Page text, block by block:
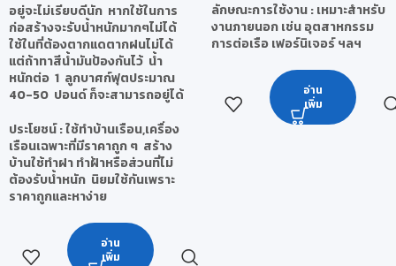
อยู่จะไม่เรียบดีนัก หากใช้ในการ
ก่อสร้างจะรับน้ำหนักมากๆไม่ได้
ใช้ในที่ต้องตากแดตากฝนไม่ได้
แต่ถ้าทาสีน้ำมันป้องกันไว้ น้ำ
หนักต่อ 1 ลูกบาศก์ฟุตประมาณ
40-50 ปอนด์ ก็จะสามารถอยู่ได้
ประโยชน์: ใช้ทำบ้านเรือน,เครื่อง
เรือนเฉพาะที่มีราคาถูก ๆ สร้าง
บ้านใช้ทำฝา ทำฝ้าหรือส่วนที่ไม่
ต้องรับน้ำหนัก นิยมใช้กันเพราะ
ราคาถูกและหาง่าย
อ่าน
เพิ่ม
ลักษณะการใช้งาน : เหมาะสำหรับ
งานภายนอก เช่น อุตสาหกรรม
การต่อเรือ เฟอร์นิเจอร์ ฯลฯ
อ่าน
เพิ่ม